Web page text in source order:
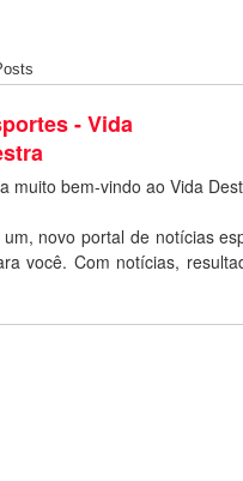
- Vida
muito bem-vindo ao Vida
novo portal de notícias
você. Com notícias,